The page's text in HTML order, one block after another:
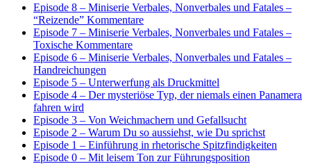
Episode 8 – Miniserie Verbales, Nonverbales und Fatales –
“Reizende” Kommentare
Episode 7 – Miniserie Verbales, Nonverbales und Fatales –
Toxische Kommentare
Episode 6 – Miniserie Verbales, Nonverbales und Fatales –
Handreichungen
Episode 5 – Unterwerfung als Druckmittel
Episode 4 – Der mysteriöse Typ, der niemals einen Panamera
fahren wird
Episode 3 – Von Weichmachern und Gefallsucht
Episode 2 – Warum Du so aussiehst, wie Du sprichst
Episode 1 – Einführung in rhetorische Spitzfindigkeiten
Episode 0 – Mit leisem Ton zur Führungsposition